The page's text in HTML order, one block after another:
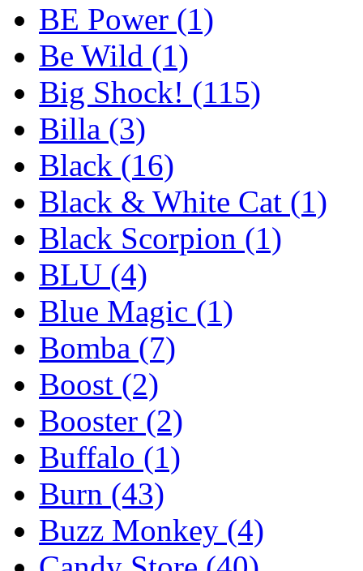
BE Power (1)
Be Wild (1)
Big Shock! (115)
Billa (3)
Black (16)
Black & White Cat (1)
Black Scorpion (1)
BLU (4)
Blue Magic (1)
Bomba (7)
Boost (2)
Booster (2)
Buffalo (1)
Burn (43)
Buzz Monkey (4)